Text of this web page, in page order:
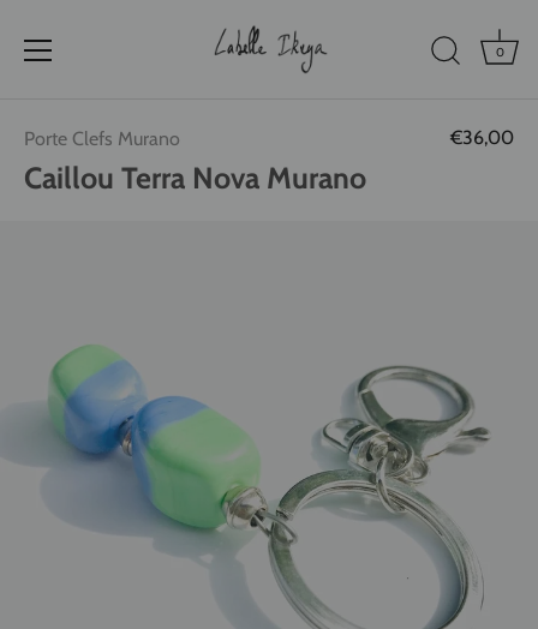
contenu
0
Porte Clefs Murano €36,00
Caillou Terra Nova Murano